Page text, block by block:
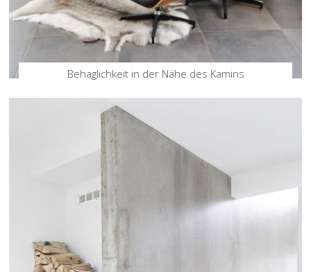
Behaglichkeit in der Nähe des Kamins